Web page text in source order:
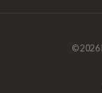
© 2026